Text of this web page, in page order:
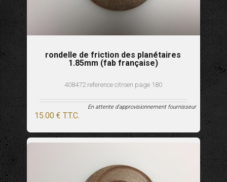
rondelle de friction des planétaires
1.85mm (fab française)
408472 reference citroen page 180
15.00 € T.T.C.
En attente d'approvisionnement fournisseur